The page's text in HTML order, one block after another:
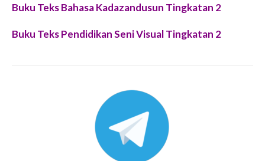
Buku Teks Bahasa Kadazandusun Tingkatan 2
Buku Teks Pendidikan Seni Visual Tingkatan 2